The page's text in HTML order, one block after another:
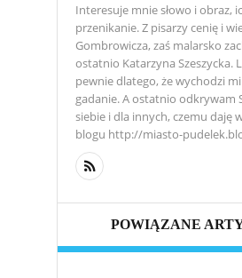
Interesuje mnie słowo i obraz,
przenikanie. Z pisarzy cenię i
Gombrowicza, zaś malarsko
ostatnio Katarzyna Szeszycka.
pewnie dlatego, że wychodzi
gadanie. A ostatnio odkrywam
siebie i dla innych, czemu daję
blogu http://miasto-
POWIĄZANE